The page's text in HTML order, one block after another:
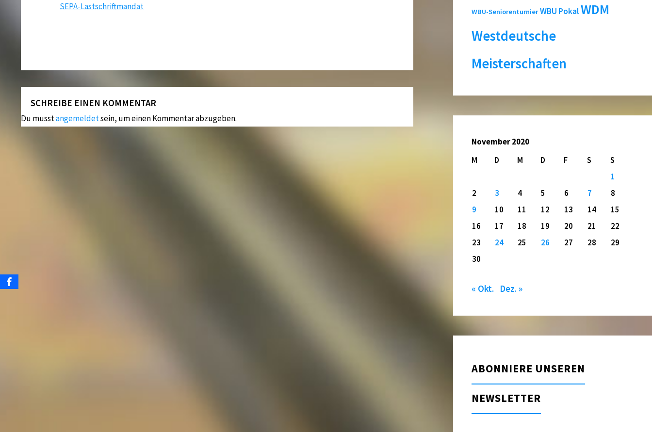
SEPA-Lastschriftmandat
SCHREIBE EINEN KOMMENTAR
Du musstangemeldetsein, um einen Kommentar abzugeben.
WBU-Seniorenturnier WBU PokalWDM
Westdeutsche
Meisterschaften
November 2020
M
D M D F S
S
1
2
3 4 5 6 7
8
9
10 11 12 13 14
15
16
17 18 19 20 21
22
23
24 25 26 27 28
29
30
« Okt. Dez. »
ABONNIERE UNSEREN
NEWSLETTER